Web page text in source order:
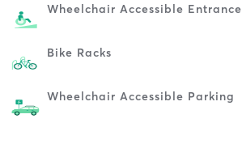
Wheelchair Accessible Entrance
Bike Racks
Wheelchair Accessible Parking